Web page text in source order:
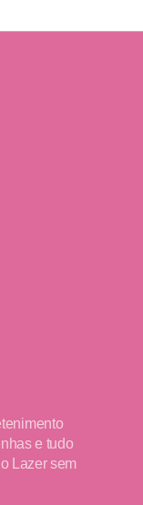
e tudo
Lazer sem